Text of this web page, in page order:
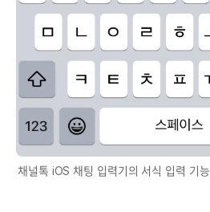
채널톡 iOS 채팅 입력기의 서식 입력 기능